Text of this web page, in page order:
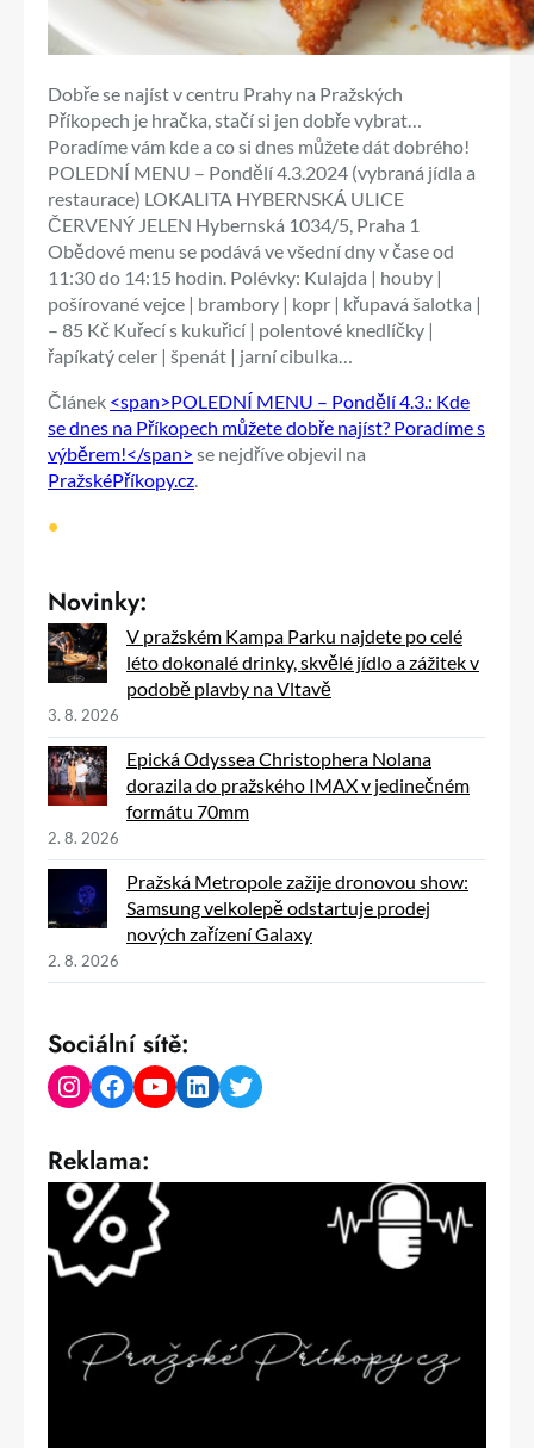
Dobře se najíst v centru Prahy na Pražských
Příkopech je hračka, stačí si jen dobře vybrat…
Poradíme vám kde a co si dnes můžete dát dobrého!
POLEDNÍ MENU – Pondělí 4.3.2024 (vybraná jídla a
restaurace) LOKALITA HYBERNSKÁ ULICE
ČERVENÝ JELEN Hybernská 1034/5, Praha 1
Obědové menu se podává ve všední dny v čase od
11:30 do 14:15 hodin. Polévky: Kulajda | houby |
pošírované vejce | brambory | kopr | křupavá šalotka |
– 85 Kč Kuřecí s kukuřicí | polentové knedlíčky |
řapíkatý celer | špenát | jarní cibulka…
Článek <span>POLEDNÍ MENU – Pondělí 4.3.: Kde
se dnes na Příkopech můžete dobře najíst? Poradíme s
výběrem!</span> se nejdříve objevil na
PražskéPříkopy.cz.
•
Novinky:
V pražském Kampa Parku najdete po celé
léto dokonalé drinky, skvělé jídlo a zážitek v
podobě plavby na Vltavě
3. 8. 2026
Epická Odyssea Christophera Nolana
dorazila do pražského IMAX v jedinečném
formátu 70mm
2. 8. 2026
Pražská Metropole zažije dronovou show:
Samsung velkolepě odstartuje prodej
nových zařízení Galaxy
2. 8. 2026
Sociální sítě:
Instagram Facebook YouTube LinkedIn Twitter
Reklama: